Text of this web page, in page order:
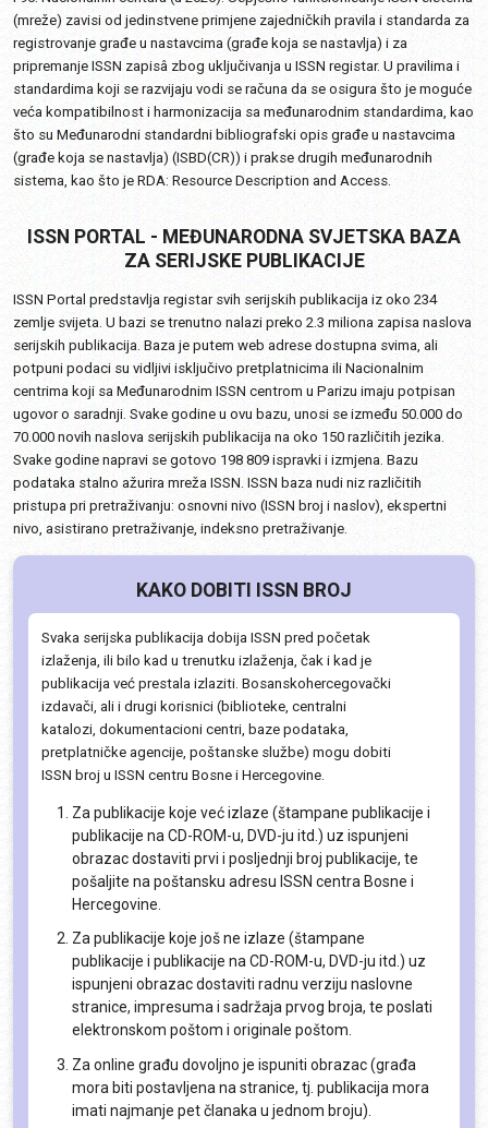
(mreže) zavisi od jedinstvene primjene zajedničkih pravila i standarda za
registrovanje građe u nastavcima (građe koja se nastavlja) i za
pripremanje ISSN zapisâ zbog uključivanja u ISSN registar. U pravilima i
standardima koji se razvijaju vodi se računa da se osigura što je moguće
veća kompatibilnost i harmonizacija sa međunarodnim standardima, kao
što su Međunarodni standardni bibliografski opis građe u nastavcima
(građe koja se nastavlja) (ISBD(CR)) i prakse drugih međunarodnih
sistema, kao što je RDA: Resource Description and Access.
ISSN PORTAL - MEĐUNARODNA SVJETSKA BAZA
ZA SERIJSKE PUBLIKACIJE
ISSN Portal predstavlja registar svih serijskih publikacija iz oko 234
zemlje svijeta. U bazi se trenutno nalazi preko 2.3 miliona zapisa naslova
serijskih publikacija. Baza je putem web adrese dostupna svima, ali
potpuni podaci su vidljivi isključivo pretplatnicima ili Nacionalnim
centrima koji sa Međunarodnim ISSN centrom u Parizu imaju potpisan
ugovor o saradnji. Svake godine u ovu bazu, unosi se između 50.000 do
70.000 novih naslova serijskih publikacija na oko 150 različitih jezika.
Svake godine napravi se gotovo 198 809 ispravki i izmjena. Bazu
podataka stalno ažurira mreža ISSN. ISSN baza nudi niz različitih
pristupa pri pretraživanju: osnovni nivo (ISSN broj i naslov), ekspertni
nivo, asistirano pretraživanje, indeksno pretraživanje.
KAKO DOBITI ISSN BROJ
Svaka serijska publikacija dobija ISSN pred početak
izlaženja, ili bilo kad u trenutku izlaženja, čak i kad je
publikacija već prestala izlaziti. Bosanskohercegovački
izdavači, ali i drugi korisnici (biblioteke, centralni
katalozi, dokumentacioni centri, baze podataka,
pretplatničke agencije, poštanske službe) mogu dobiti
ISSN broj u ISSN centru Bosne i Hercegovine.
Za publikacije koje već izlaze (štampane publikacije i
publikacije na CD-ROM-u, DVD-ju itd.) uz ispunjeni
obrazac dostaviti prvi i posljednji broj publikacije, te
pošaljite na poštansku adresu ISSN centra Bosne i
Hercegovine.
Za publikacije koje još ne izlaze (štampane
publikacije i publikacije na CD-ROM-u, DVD-ju itd.) uz
ispunjeni obrazac dostaviti radnu verziju naslovne
stranice, impresuma i sadržaja prvog broja, te poslati
elektronskom poštom i originale poštom.
Za online građu dovoljno je ispuniti obrazac (građa
mora biti postavljena na stranice, tj. publikacija mora
imati najmanje pet članaka u jednom broju).